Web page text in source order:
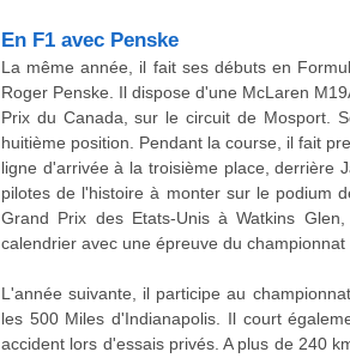
En F1 avec Penske
La même année, il fait ses débuts en
Roger Penske. Il dispose d'une McLaren
Prix du Canada, sur le circuit de Mosport.
huitième position. Pendant la course, il fait
ligne d'arrivée à la troisième place, derrière
pilotes de l'histoire à monter sur le podium
Grand Prix des Etats-Unis à Watkins
calendrier avec une épreuve du championnat
L'année suivante, il participe au
les 500 Miles d'Indianapolis. Il court
accident lors d'essais privés. A plus de 240